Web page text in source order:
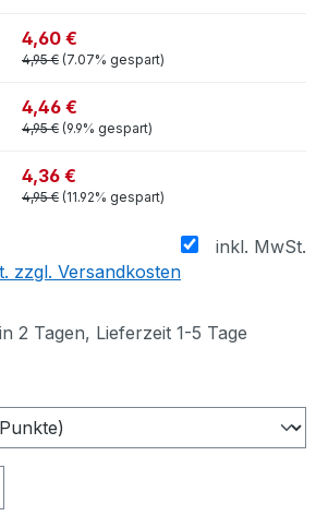
4,60 €
4,95 € (7.07% gespart)
4,46 €
4,95 € (9.9% gespart)
4,36 €
4,95 € (11.92% gespart)
inkl. MwSt.
zzgl. Versandkosten
2 Tagen, Lieferzeit 1-5 Tage
Gib den